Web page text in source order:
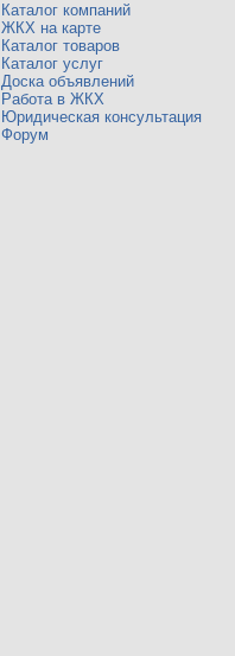
Каталог компаний
ЖКХ на карте
Каталог товаров
Каталог услуг
Доска объявлений
Работа в ЖКХ
Юридическая консультация
Форум